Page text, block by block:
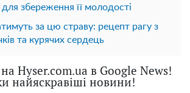
збереження її молодості
за цю страву: рецепт рагу з
та курячих сердець
Hyser.com.ua в Google News!
найяскравіші новини!